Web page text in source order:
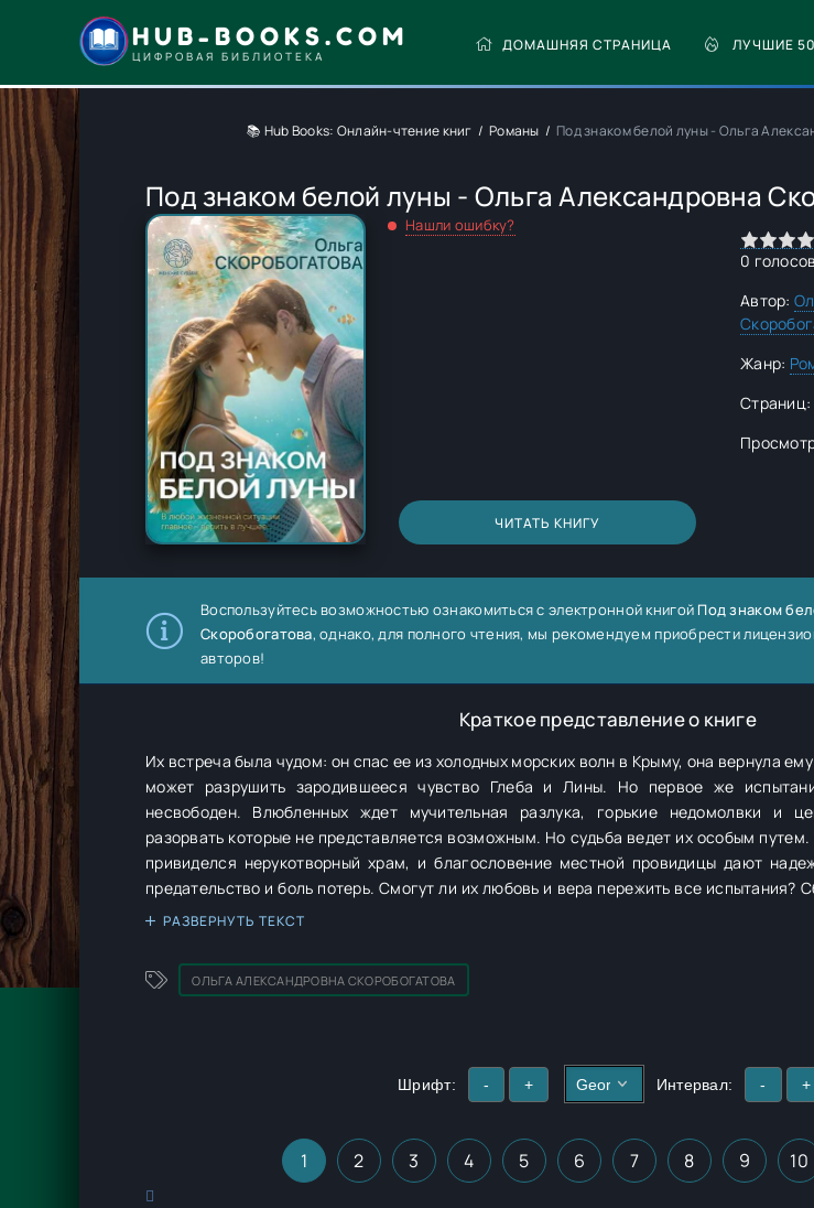
HUB-BOOKS.COM
ЦИФРОВАЯ БИБЛИОТЕКА
ДОМАШНЯЯ СТРАНИЦА ЛУЧШИЕ
📚 Hub Books: Онлайн-чтение книг Романы Под знаком белой луны - Ольга
Под знаком белой луны - Ольга Александровна
Нашли ошибку?
ЧИТАТЬ КНИГУ
0 голосов
Автор:
Жанр:
Воспользуйтесь возможностью ознакомиться с электронной книгой Под знаком
Скоробогатова, однако, для полного чтения, мы рекомендуем приобрести
авторов!
Краткое представление о книге
Их встреча была чудом: он спас ее из холодных морских волн в Крыму, она вернула
может разрушить зародившееся чувство Глеба и Лины. Но первое же
несвободен. Влюбленных ждет мучительная разлука, горькие недомолвки и цепи трагических обстоятельств,
разорвать которые не представляется возможным. Но судьба ведет их особым
привиделся нерукотворный храм, и благословение местной провидицы дают надежду. Им предстоит пройти
предательство и боль потерь. Смогут ли их любовь и вера пережить все испытания?
маяке, останутся ли двое влюбленных вместе? Пронзительная история о том, как настоящая любовь способна
РАЗВЕРНУТЬ ТЕКСТ
ОЛЬГА АЛЕКСАНДРОВНА СКОРОБОГАТОВА
Шрифт: - + Интервал: - +
1 2 3 4 5 6 7 8 9 10